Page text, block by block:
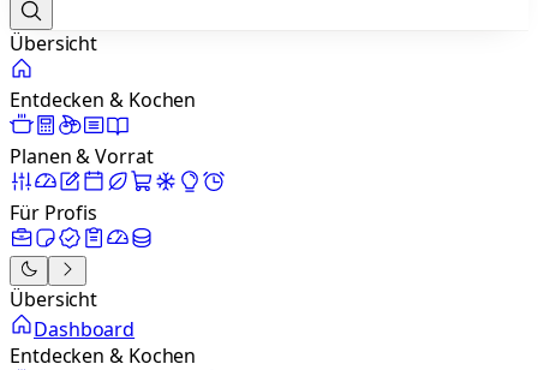
Übersicht
Entdecken & Kochen
Planen & Vorrat
Für Profis
Übersicht
Dashboard
Entdecken & Kochen